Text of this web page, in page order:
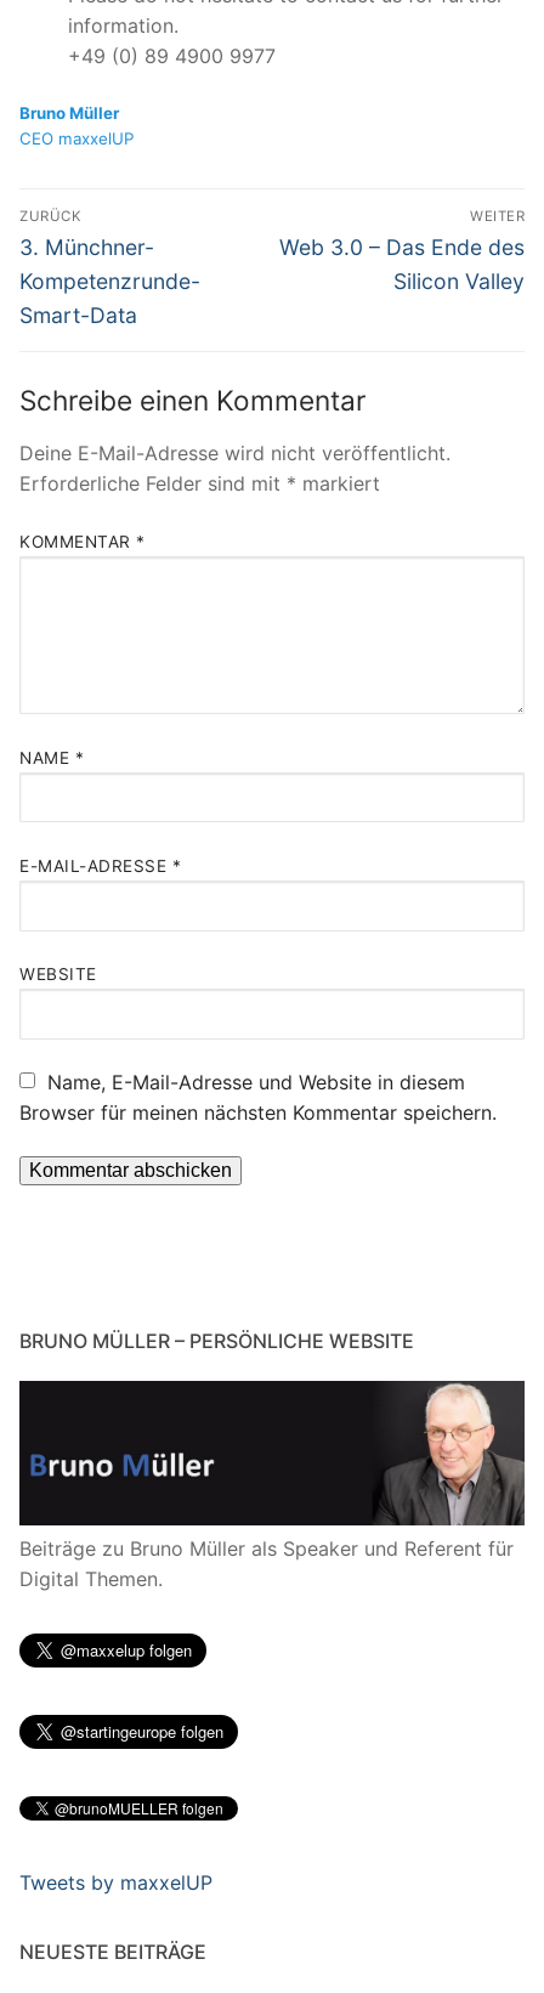
information.
+49 (0) 89 4900 9977
Bruno Müller
CEO maxxelUP
Beitragsnavigation
ZURÜCK
Vorheriger
Beitrag:
3. Münchner-
Kompetenzrunde-
Smart-Data
WEITER
Nächster
Web 3.0 – Das Ende des
Silicon Valley
Schreibe einen Kommentar
Deine E-Mail-Adresse wird nicht veröffentlicht.
Erforderliche Felder sind mit * markiert
KOMMENTAR *
NAME *
E-MAIL-ADRESSE *
WEBSITE
Name, E-Mail-Adresse und Website in diesem
Browser für meinen nächsten Kommentar speichern.
BRUNO MÜLLER – PERSÖNLICHE WEBSITE
Beiträge zu Bruno Müller als Speaker und Referent für
Digital Themen.
Tweets by maxxelUP
NEUESTE BEITRÄGE